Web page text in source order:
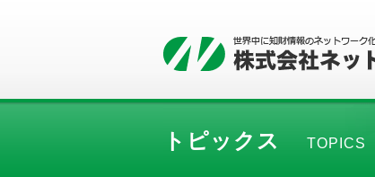
トピックス TOPICS